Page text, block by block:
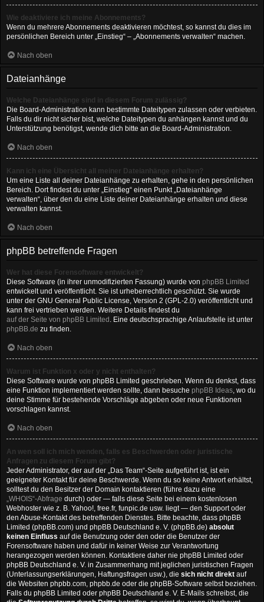
Wie deaktiviere ich meine Abonnements?
Wenn du mehrere Abonnements deaktivieren möchtest, so kannst du dies im
persönlichen Bereich unter „Einstieg“ – „Abonnements verwalten“ machen.
Nach oben
Dateianhänge
Welche Dateianhänge sind in diesem Forum zulässig?
Die Board-Administration kann bestimmte Dateitypen zulassen oder verbieten.
Falls du dir nicht sicher bist, welche Dateitypen du anhängen kannst und du
Unterstützung benötigst, wende dich bitte an die Board-Administration.
Nach oben
Kann ich eine Übersicht all meiner Dateianhänge erhalten?
Um eine Liste all deiner Dateianhänge zu erhalten, gehe in den persönlichen
Bereich. Dort findest du unter „Einstieg“ einen Punkt „Dateianhänge
verwalten“, über den du eine Liste deiner Dateianhänge erhalten und diese
verwalten kannst.
Nach oben
phpBB betreffende Fragen
Wer hat diese Forensoftware entwickelt?
Diese Software (in ihrer unmodifizierten Fassung) wurde von phpBB Limited
entwickelt und veröffentlicht. Sie ist urheberrechtlich geschützt. Sie wurde
unter der GNU General Public License, Version 2 (GPL-2.0) veröffentlicht und
kann frei vertrieben werden. Weitere Details findest du
auf der Seite von phpBB Limited . Eine deutschsprachige Anlaufstelle ist unter
phpBB.de zu finden.
Nach oben
Warum ist Funktion x oder y nicht enthalten?
Diese Software wurde von phpBB Limited geschrieben. Wenn du denkst, dass
eine Funktion implementiert werden sollte, dann besuche phpBB Ideas , wo du
deine Stimme für bestehende Vorschläge abgeben oder neue Funktionen
vorschlagen kannst.
Nach oben
An wen soll ich mich wenden, falls es Beschwerden oder juristische
Anfragen zu diesem Forum gibt?
Jeder Administrator, der auf der „Das Team“-Seite aufgeführt ist, ist ein
geeigneter Kontakt für deine Beschwerde. Wenn du so keine Antwort erhältst,
solltest du den Besitzer der Domain kontaktieren (führe dazu eine
„WHOIS“-Abfrage durch) oder — falls diese Seite bei einem kostenlosen
Webhoster wie z. B. Yahoo!, free.fr, funpic.de usw. liegt — den Support oder
den Abuse-Kontakt des betreffenden Dienstes. Bitte beachte, dass phpBB
Limited (phpBB.com) und phpBB Deutschland e. V. (phpBB.de) absolut
keinen Einfluss auf die Benutzung oder den oder die Benutzer der
Forensoftware haben und dafür in keiner Weise zur Verantwortung
herangezogen werden können. Kontaktiere daher nie phpBB Limited oder
phpBB Deutschland e. V. in Zusammenhang mit jeglichen juristischen Fragen
(Unterlassungserklärungen, Haftungsfragen usw.), die sich nicht direkt auf
die Websiten phpbb.com, phpbb.de oder die phpBB-Software selbst beziehen.
Falls du phpBB Limited oder phpBB Deutschland e. V. E-Mails schreibst, die